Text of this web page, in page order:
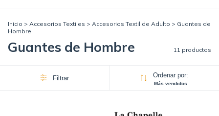
Inicio > Accesorios Textiles > Accesorios Textil de Adulto > Guantes de
Hombre
Guantes de Hombre 11 productos
Filtrar Ordenar por:
Más vendidos